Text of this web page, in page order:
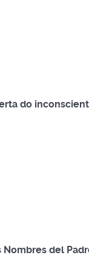
do
Nombres del